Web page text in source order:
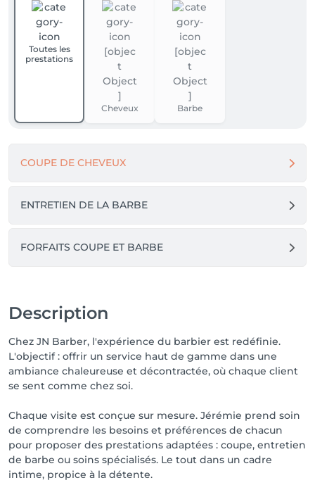
Toutes les
prestations
Cheveux Barbe
COUPE DE CHEVEUX
ENTRETIEN DE LA BARBE
FORFAITS COUPE ET BARBE
Description
Chez JN Barber, l'expérience du barbier est redéfinie.
L'objectif : offrir un service haut de gamme dans une
ambiance chaleureuse et décontractée, où chaque client
se sent comme chez soi.
Chaque visite est conçue sur mesure. Jérémie prend soin
de comprendre les besoins et préférences de chacun
pour proposer des prestations adaptées : coupe, entretien
de barbe ou soins spécialisés. Le tout dans un cadre
intime, propice à la détente.